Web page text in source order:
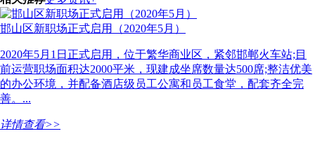
邯山区新职场正式启用（2020年5月）
2020年5月1日正式启用，位于繁华商业区，紧邻邯郸火车站;目
前运营职场面积达2000平米，现建成坐席数量达500席;整洁优美
的办公环境，并配备酒店级员工公寓和员工食堂，配套齐全完
善。...
详情查看>>